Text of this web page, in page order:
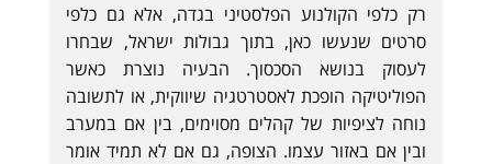
רק כלפי הקולנוע הפלסטיני בגדה, אלא גם כלפי
סרטים שנעשו כאן, בתוך גבולות ישראל, שבחרו
לעסוק בנושא הסכסוך. הבעיה נוצרת כאשר
הפוליטיקה הופכת לאסטרטגיה שיווקית, או לתשובה
נוחה לציפיות של קהלים מסוימים, בין אם במערב
ובין אם באזור עצמו. הצופה, גם אם לא תמיד אומר